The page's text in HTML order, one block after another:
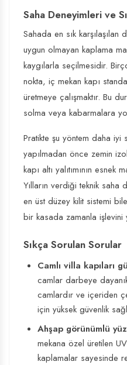
Saha Deneyimleri ve
Sahada en sık
uygun olmayan kaplama
kaygılarla seçilmesidir.
nokta, iç mekan kapı
üretmeye çalışmaktır. Bu
solma veya kabarmalara
Pratikte şu yöntem daha iyi
yapılmadan önce zemin
kapı altı yalıtımının esnek
Yılların verdiği teknik
en üst düzey kilit sistemi
bir kasada zamanla işlevini
Sıkça Sorulan Sorular
Camlı villa kapıları
camlar darbeye
camlardır ve içeriden
için yüksek güvenlik
Ahşap görünümlü
mekana özel üretilen
kaplamalar sayesinde